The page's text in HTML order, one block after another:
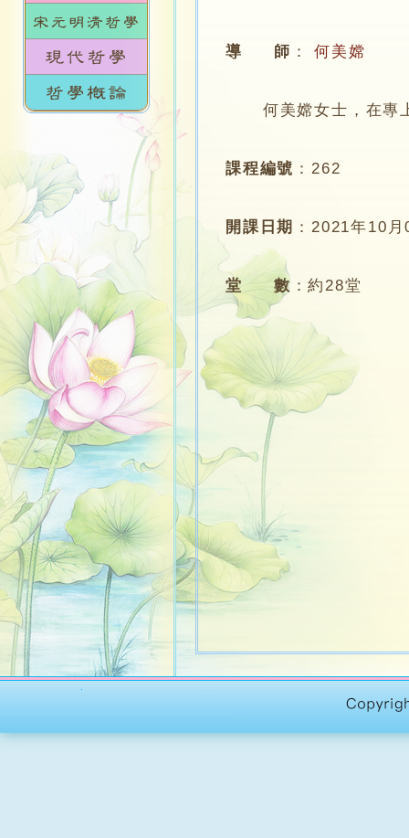
導 師 ： 何美嫦
何美嫦女士，在專上
課程編號 ：262
開課日期 ：2021年10月
堂 數 ：約28堂